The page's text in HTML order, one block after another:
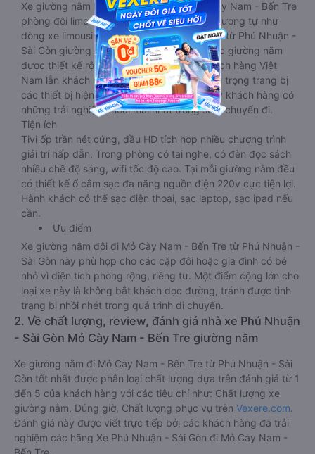
Xe giường nằm Phú Nhuận - Sài Gòn Mỏ Cày Nam - Bến Tre
phòng đôi limousine là dòng xe có thiết kế tương tự như
dòng xe limousine đi Mỏ Cày Nam - Bến Tre từ Phú Nhuận -
Sài Gòn giường phòng. Tuy nhiên kích thước giường nằm
được thiết kế rộng hơn, phù hợp với cả khách hàng Việt
Nam lẫn khách nước ngoài. Nhà xe vẫn chú trọng trang bị
các thiết bị hiện đại nhằm đảm bảo cho quý khách hàng có
những trải nghiệm thoải mái nhất trong suốt chuyến đi.
Tiện ích
Tivi ốp trần nét cứng, đầu HD tích hợp nhiều chương trình
giải trí hấp dẫn. Trong phòng có tai nghe, có đèn đọc sách
nhiều chế độ sáng, wifi tốc độ cao. Tại mỗi giường nằm đều
có thiết kế ổ cắm sạc đa năng nguồn điện 220v cực tiện lợi.
Hành khách có thể sạc điện thoại, sạc laptop, sạc ipad nếu
cần.
Ưu điểm
Xe giường nằm đôi đi Mỏ Cày Nam - Bến Tre từ Phú Nhuận -
Sài Gòn này phù hợp cho các cặp đôi hoặc gia đình có bé
nhỏ vì diện tích phòng rộng, riêng tư. Một điểm cộng lớn cho
loại xe này là không bắt khách dọc đường, tránh được tình
trạng bị nhồi nhét trong quá trình di chuyển.
2. Về chất lượng, review, đánh giá nhà xe Phú Nhuận
- Sài Gòn Mỏ Cày Nam - Bến Tre giường nằm
Xe giường nằm đi Mỏ Cày Nam - Bến Tre từ Phú Nhuận - Sài
Gòn tốt nhất được phân loại chất lượng dựa trên đánh giá từ 1
đến 5 của khách hàng với các tiêu chí như: Chất lượng xe
giường nằm, Đúng giờ, Chất lượng phục vụ trên Vexere.com.
Đánh giá này được viết trực tiếp bởi các khách hàng đã trải
nghiệm các hãng Xe Phú Nhuận - Sài Gòn đi Mỏ Cày Nam -